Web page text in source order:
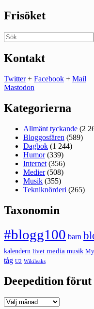
Frisöket
Sök
efter:
Kontakt
Twitter+ Facebook + Mail
Mastodon
Kategorierna
Allmänt tyckande (2
Bloggosfären (589)
Dagbok (1 244)
Humor(339)
Internet (356)
Medier(508)
Musik (355)
Tekniknörderi (265)
Taxonomin
#blogg100 barn
kalendern livet media musik
tåg U2 Wikileaks
Deepedition förut
Deepedition